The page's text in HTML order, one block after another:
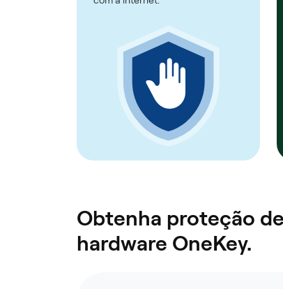
Obtenha proteção
hardware OneKey.